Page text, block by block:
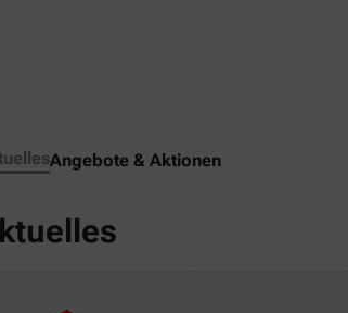
Angebote & Aktionen